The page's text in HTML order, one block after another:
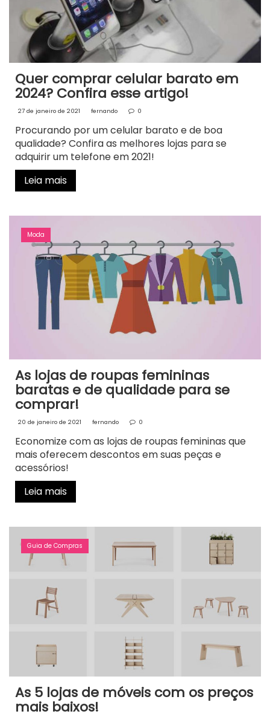
Quer comprar celular barato em
2024? Confira esse artigo!
27 de janeiro de 2021 fernando 0
Procurando por um celular barato e de boa
qualidade? Confira as melhores lojas para se
adquirir um telefone em 2021!
Leia mais
Moda
As lojas de roupas femininas
baratas e de qualidade para se
comprar!
20 de janeiro de 2021 fernando 0
Economize com as lojas de roupas femininas que
mais oferecem descontos em suas peças e
acessórios!
Leia mais
Guia de Compras
As 5 lojas de móveis com os preços
mais baixos!